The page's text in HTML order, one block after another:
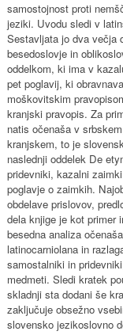
samostojnost proti
jeziki. Uvodu sledi v
Sestavljata jo dva večja
besedoslovje in
oddelkom, ki ima v
pet poglavij, ki
moškovitskim
kranjski pravopis. Za
natis očenaša v
kranjskem, to je
naslednji oddelek De
pridevniki, kazalni
poglavje o zaimkih.
obdelave prislovov,
dela knjige je kot primer
besedna analiza
latinocarniolana in
samostalniki in
medmeti. Sledi kratek
skladnji sta dodani še
zaključuje obsežno
slovensko jezikoslovno